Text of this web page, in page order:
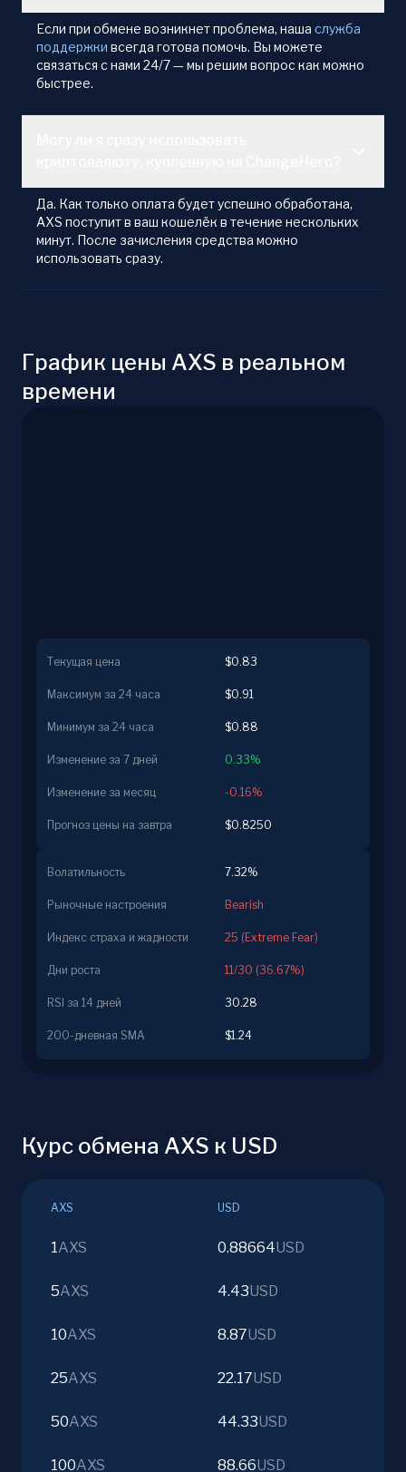
Если при обмене возникнет проблема, наша служба
поддержки всегда готова помочь. Вы можете
связаться с нами 24/7 — мы решим вопрос как можно
быстрее.
Да. Как только оплата будет успешно обработана,
AXS поступит в ваш кошелёк в течение нескольких
минут. После зачисления средства можно
использовать сразу.
График цены AXS в реальном
времени
Текущая цена $0.83
Максимум за 24 часа $0.91
Минимум за 24 часа $0.88
Изменение за 7 дней 0.33%
Изменение за месяц -0.16%
Прогноз цены на завтра $0.8250
Волатильность 7.32%
Рыночные настроения Bearish
Индекс страха и жадности 25 (Extreme Fear)
Дни роста 11/30 (36.67%)
RSI за 14 дней 30.28
200-дневная SMA $1.24
Курс обмена AXS к USD
AXS USD
1AXS 0.88664USD
5AXS 4.43USD
10AXS 8.87USD
25AXS 22.17USD
50AXS 44.33USD
100AXS 88.66USD